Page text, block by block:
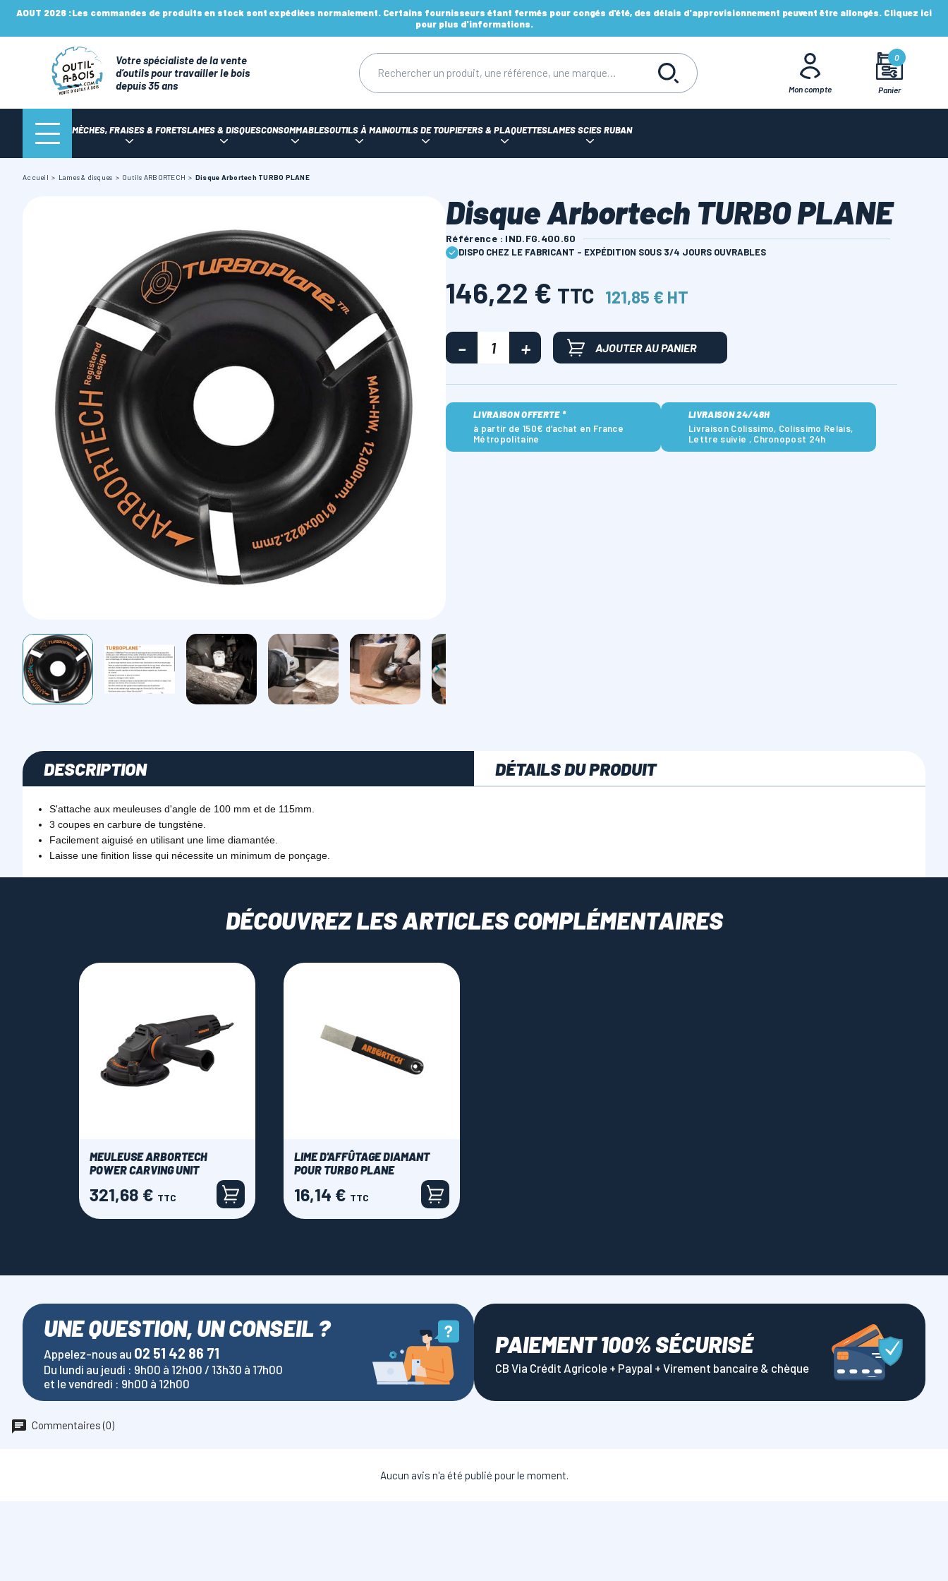
AOUT 2026 :Les commandes de produits en stock sont expédiées normalement. Certains fournisseurs étant fermés pour congés d'été, des délais d'approvisionnement peuvent être allongés. Cliquez ici
pour plus d'informations.
Votre spécialiste de la vente
d’outils pour travailler le bois
depuis 35 ans
Mon compte Panier
0
MÈCHES, FRAISES & FORETSLAMES & DISQUESCONSOMMABLESOUTILS À MAINOUTILS DE TOUPIEFERS & PLAQUETTESLAMES SCIES RUBAN
Accueil Lames & disques Outils ARBORTECH Disque Arbortech TURBO PLANE
 
Disque Arbortech TURBO PLANE
Référence : IND.FG.400.60
DISPO CHEZ LE FABRICANT - EXPÉDITION SOUS 3/4 JOURS OUVRABLES
146,22 € TTC 121,85 € HT
AJOUTER AU PANIER
LIVRAISON OFFERTE *
à partir de 150€ d’achat en France
Métropolitaine
LIVRAISON 24/48H
Livraison Colissimo, Colissimo Relais,
Lettre suivie , Chronopost 24h
DESCRIPTION DÉTAILS DU PRODUIT
S'attache aux meuleuses d'angle de 100 mm et de 115mm.
3 coupes en carbure de tungstène.
Facilement aiguisé en utilisant une lime diamantée.
Laisse une finition lisse qui nécessite un minimum de ponçage.
DÉCOUVREZ LES ARTICLES COMPLÉMENTAIRES
MEULEUSE ARBORTECH
POWER CARVING UNIT
Prix
321,68 € TTC
LIME D'AFFÛTAGE DIAMANT
POUR TURBO PLANE
Prix
16,14 € TTC
UNE QUESTION, UN CONSEIL ?
Appelez-nous au 02 51 42 86 71
Du lundi au jeudi : 9h00 à 12h00 / 13h30 à 17h00
et le vendredi : 9h00 à 12h00
PAIEMENT 100% SÉCURISÉ
CB Via Crédit Agricole + Paypal + Virement bancaire & chèque
Commentaires (0)
Aucun avis n'a été publié pour le moment.